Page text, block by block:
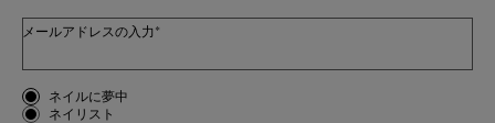
メールアドレスの入力*
お客様のタイプ
ネイルに夢中
ネイリスト